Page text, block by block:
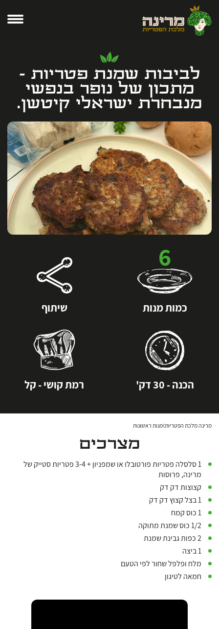
לביבות שמנת פטריות -
מתכון של נופר בנפשי
מנבחרת ישראלי קיטשן.
הכנה - 30 דק' רמת קושי - קל
6
כמות מנות שיתוף
מרינה מלכת הפטריות מנות ראשונות
מצרכים
1 סלסלה פטריות פורטובלו או שמפניון + 3-4 פטריות סטייק של
מרינה, פרוסות
קצוצות דק דק
1 בצל קצוץ דק דק
1 כוס קמח
1/2 כוס שמנת מתוקה
2 כפות גבינת שמנת
1 ביצה
מלח ופלפל שחור לפי הטעם
חמאה לטיגון